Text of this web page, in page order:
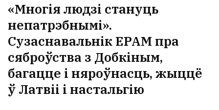
«Многія людзі стануць
непатрэбнымі».
Сузаснавальнік EPAM пра
сяброўства з Добкіным,
багацце і няроўнасць, жыццё
ў Латвіі і настальгію